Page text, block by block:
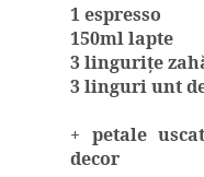
1 espresso
150ml lapte
3 linguriţe
3 linguri unt
+ petale
decor